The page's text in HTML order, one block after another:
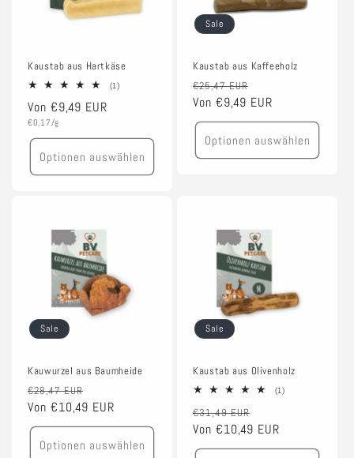
Kaustab aus Hartkäse
(1)1
Normaler
Preis
Von €9,49 EUR
Grundpreis
€0,17/g
Optionen auswählen
Sale
Kaustab aus Kaffeeholz
Normaler
Preis
€25,47 EUR
Von €9,49 EUR
Optionen auswählen
Sale
Kauwurzel aus Baumheide
Normaler
Preis
€28,47 EUR
Von €10,49 EUR
Optionen auswählen
Sale
Kaustab aus Olivenholz
(1)1
Normaler
Preis
€31,49 EUR
Von €10,49 EUR